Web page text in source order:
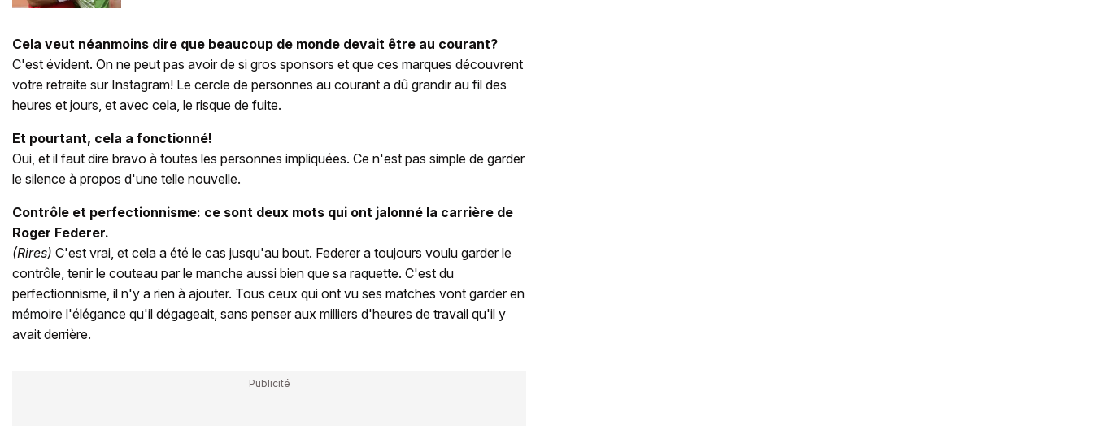
Cela veut néanmoins dire que beaucoup de monde devait être au courant?
C'est évident. On ne peut pas avoir de si gros sponsors et que ces marques découvrent
votre retraite sur Instagram! Le cercle de personnes au courant a dû grandir au fil des
heures et jours, et avec cela, le risque de fuite.
Et pourtant, cela a fonctionné!
Oui, et il faut dire bravo à toutes les personnes impliquées. Ce n'est pas simple de garder
le silence à propos d'une telle nouvelle.
Contrôle et perfectionnisme: ce sont deux mots qui ont jalonné la carrière de
Roger Federer.
(Rires) C'est vrai, et cela a été le cas jusqu'au bout. Federer a toujours voulu garder le
contrôle, tenir le couteau par le manche aussi bien que sa raquette. C'est du
perfectionnisme, il n'y a rien à ajouter. Tous ceux qui ont vu ses matches vont garder en
mémoire l'élégance qu'il dégageait, sans penser aux milliers d'heures de travail qu'il y
avait derrière.